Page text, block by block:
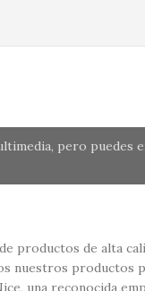
pero puedes
productos de alta
nuestros productos
una reconocida